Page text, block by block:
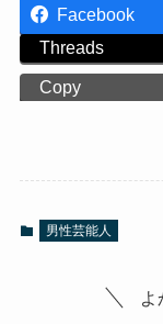
Facebook
Threads
Copy
男性芸能人
よ